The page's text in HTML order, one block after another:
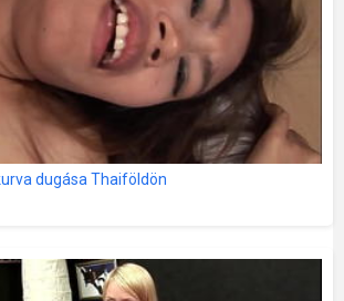
dugása Thaiföldön